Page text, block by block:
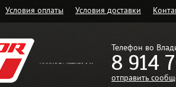
Условия оплаты Условия доставки
Телефон во
8 914
отправить